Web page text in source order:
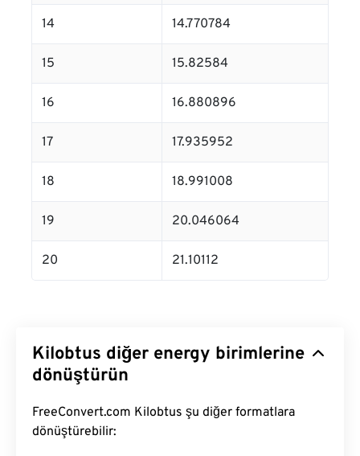
14 14.770784
15 15.82584
16 16.880896
17 17.935952
18 18.991008
19 20.046064
20 21.10112
Kilobtus diğer energy birimlerine
dönüştürün
FreeConvert.com Kilobtus şu diğer formatlara
dönüştürebilir: